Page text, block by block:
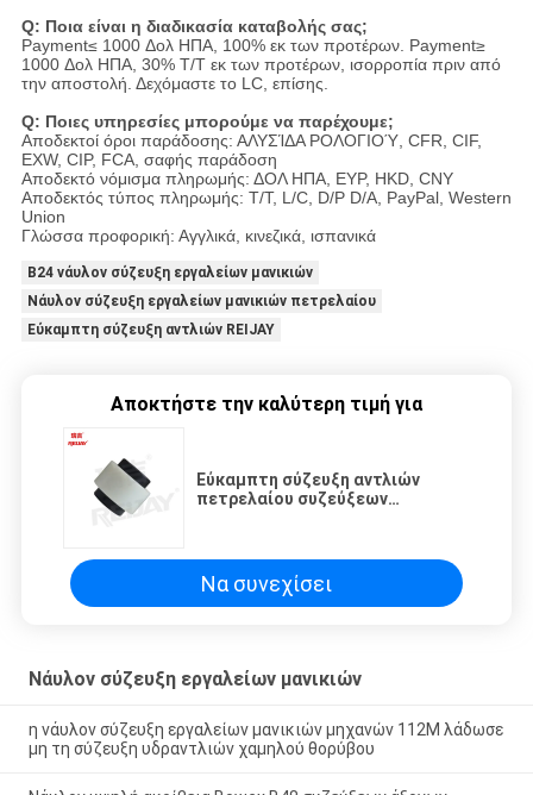
Q: Ποια είναι η διαδικασία καταβολής σας;
Payment≤ 1000 Δολ ΗΠΑ, 100% εκ των προτέρων. Payment≥
1000 Δολ ΗΠΑ, 30% T/T εκ των προτέρων, ισορροπία πριν από
την αποστολή. Δεχόμαστε το LC, επίσης.
Q: Ποιες υπηρεσίες μπορούμε να παρέχουμε;
Αποδεκτοί όροι παράδοσης: ΑΛΥΣΊΔΑ ΡΟΛΟΓΙΟΎ, CFR, CIF,
EXW, CIP, FCA, σαφής παράδοση
Αποδεκτό νόμισμα πληρωμής: ΔΟΛ ΗΠΑ, ΕΥΡ, HKD, CNY
Αποδεκτός τύπος πληρωμής: T/T, L/C, D/P D/A, PayPal, Western
Union
Γλώσσα προφορική: Αγγλικά, κινεζικά, ισπανικά
B24 νάυλον σύζευξη εργαλείων μανικιών
Νάυλον σύζευξη εργαλείων μανικιών πετρελαίου
Εύκαμπτη σύζευξη αντλιών REIJAY
Αποκτήστε την καλύτερη τιμή για
Εύκαμπτη σύζευξη αντλιών
πετρελαίου συζεύξεων
Να συνεχίσει
Νάυλον σύζευξη εργαλείων μανικιών
η νάυλον σύζευξη εργαλείων μανικιών μηχανών 112M λάδωσε
μη τη σύζευξη υδραντλιών χαμηλού θορύβου